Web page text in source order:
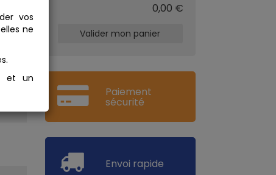
0,00 €
Valider mon panier
Paiement
sécurité
Envoi rapide
vos
ne
et un